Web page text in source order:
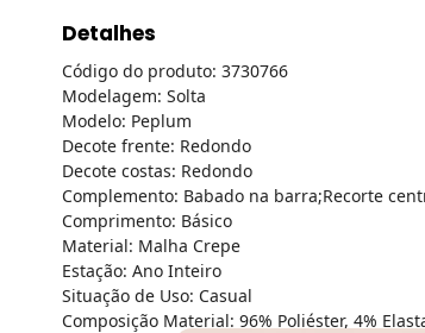
Detalhes
Código do produto: 3730766
Modelagem: Solta
Modelo: Peplum
Decote frente: Redondo
Decote costas: Redondo
Complemento: Babado na barra;Recorte
Comprimento: Básico
Material: Malha Crepe
Estação: Ano Inteiro
Situação de Uso: Casual
Composição Material: 96% Poliéster, 4%